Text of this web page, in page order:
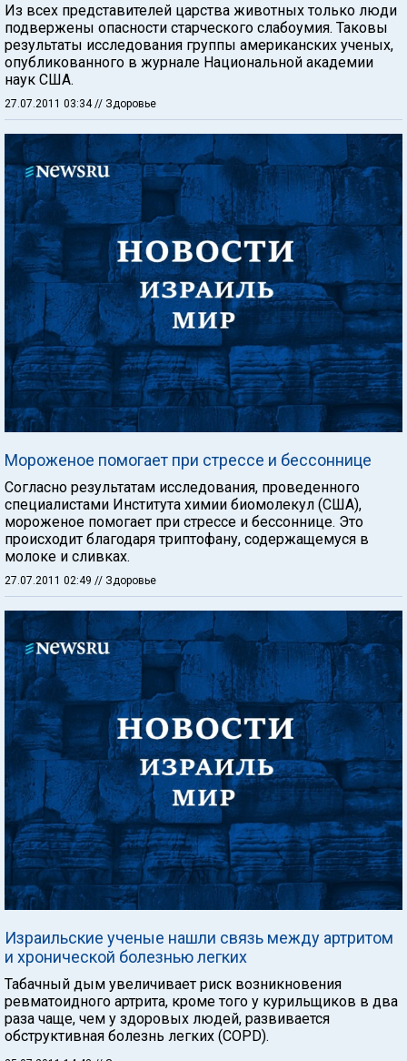
Из всех представителей царства животных только люди
подвержены опасности старческого слабоумия. Таковы
результаты исследования группы американских ученых,
опубликованного в журнале Национальной академии
наук США.
27.07.2011 03:34 // Здоровье
Мороженое помогает при стрессе и бессоннице
Согласно результатам исследования, проведенного
специалистами Института химии биомолекул (США),
мороженое помогает при стрессе и бессоннице. Это
происходит благодаря триптофану, содержащемуся в
молоке и сливках.
27.07.2011 02:49 // Здоровье
Израильские ученые нашли связь между артритом
и хронической болезнью легких
Табачный дым увеличивает риск возникновения
ревматоидного артрита, кроме того у курильщиков в два
раза чаще, чем у здоровых людей, развивается
обструктивная болезнь легких (COPD).